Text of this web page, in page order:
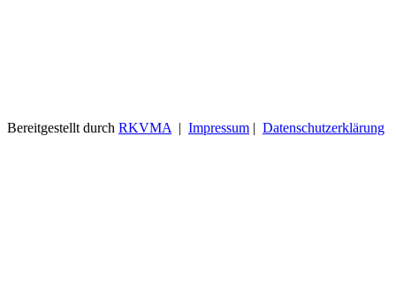
Bereitgestellt durch RKVMA| Impressum Datenschutzerklärung